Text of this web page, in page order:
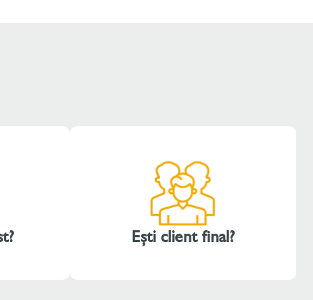
Ești client final?